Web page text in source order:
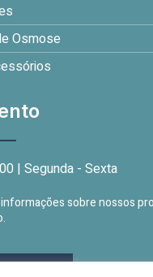
Osmose
| Segunda - Sexta
sobre nossos